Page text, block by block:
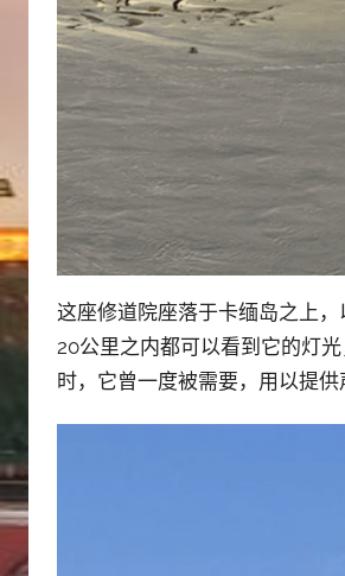
这座修道院座落于卡缅岛之上
20公里之内都可以看到它的灯
时，它曾一度被需要，用以提